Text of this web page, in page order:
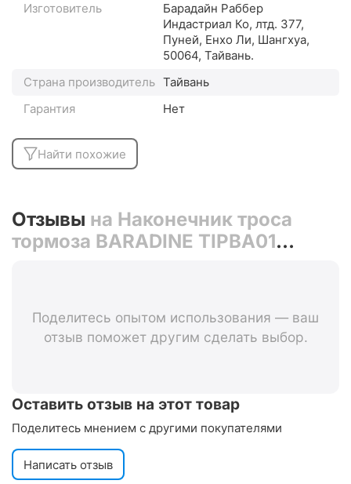
Изготовитель
Барадайн Раббер
Индастриал Ко, лтд. 377,
Пуней, Енхо Ли, Шангхуа,
50064, Тайвань.
Страна производитель Тайвань
Гарантия
Нет
Найти похожие
Отзывы на Наконечник троса
тормоза BARADINE TIPBA01
Поделитесь опытом использования — ваш
отзыв поможет другим сделать выбор.
Оставить отзыв на этот товар
Поделитесь мнением с другими покупателями
Написать отзыв